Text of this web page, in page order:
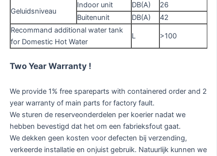
Geluidsniveau
Indoor unit DB(A)
26
Buitenunit
DB(A) 42
Recommand additional water tank
for Domestic Hot Water
L >100
Two Year Warranty !
We provide 1% free spareparts with containered order and 2
year warranty of main parts for factory fault.
We sturen de reserveonderdelen per koerier nadat we
hebben bevestigd dat het om een fabrieksfout gaat.
We dekken geen kosten voor defecten bij verzending,
verkeerde installatie en onjuist gebruik. Natuurlijk kunnen we